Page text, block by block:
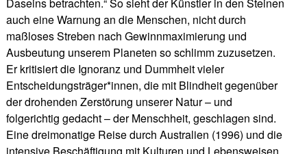
Daseins betrachten.“ So sieht der Künstler in den Steinen
auch eine Warnung an die Menschen, nicht durch
maßloses Streben nach Gewinnmaximierung und
Ausbeutung unserem Planeten so schlimm zuzusetzen.
Er kritisiert die Ignoranz und Dummheit vieler
Entscheidungsträger*innen, die mit Blindheit gegenüber
der drohenden Zerstörung unserer Natur – und
folgerichtig gedacht – der Menschheit, geschlagen sind.
Eine dreimonatige Reise durch Australien (1996) und die